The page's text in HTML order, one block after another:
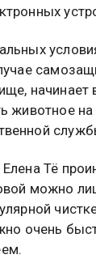
животное
Тё
можно
очень